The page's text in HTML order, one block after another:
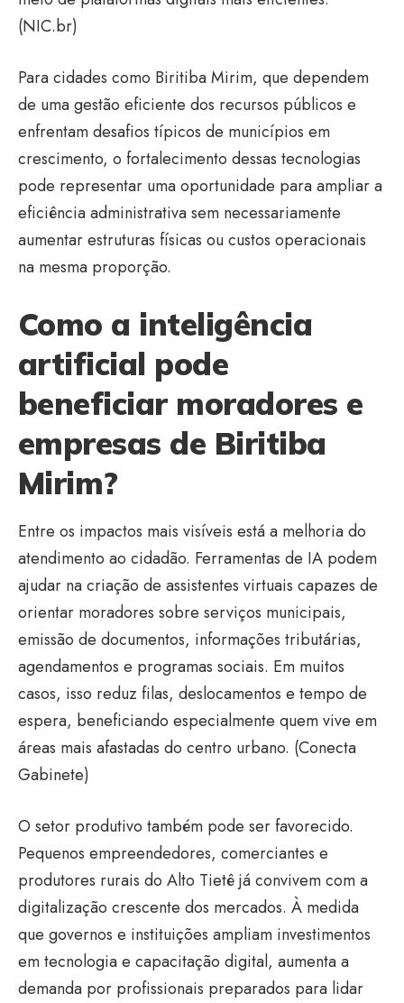
(NIC.br)
Para cidades como Biritiba Mirim, que dependem
de uma gestão eficiente dos recursos públicos e
enfrentam desafios típicos de municípios em
crescimento, o fortalecimento dessas tecnologias
pode representar uma oportunidade para ampliar a
eficiência administrativa sem necessariamente
aumentar estruturas físicas ou custos operacionais
na mesma proporção.
Como a inteligência
artificial pode
beneficiar moradores e
empresas de Biritiba
Mirim?
Entre os impactos mais visíveis está a melhoria do
atendimento ao cidadão. Ferramentas de IA podem
ajudar na criação de assistentes virtuais capazes de
orientar moradores sobre serviços municipais,
emissão de documentos, informações tributárias,
agendamentos e programas sociais. Em muitos
casos, isso reduz filas, deslocamentos e tempo de
espera, beneficiando especialmente quem vive em
áreas mais afastadas do centro urbano. (Conecta
Gabinete)
O setor produtivo também pode ser favorecido.
Pequenos empreendedores, comerciantes e
produtores rurais do Alto Tietê já convivem com a
digitalização crescente dos mercados. À medida
que governos e instituições ampliam investimentos
em tecnologia e capacitação digital, aumenta a
demanda por profissionais preparados para lidar